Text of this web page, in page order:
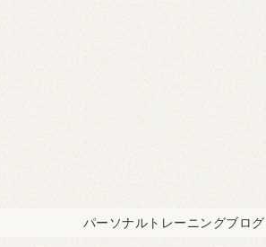
パーソナルトレーニングブログ